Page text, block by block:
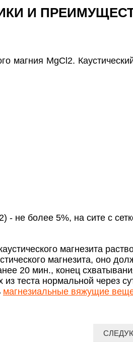
И
магния MgCl2.
- не более 5%, на сите с
магнезита
магнезита, оно
20 мин., конец
теста нормальной через
магнезиальные вяжущие